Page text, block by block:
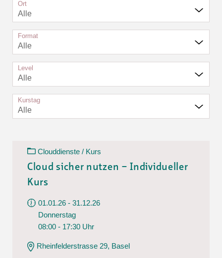
Ort
Alle
Format
Alle
Level
Alle
Kurstag
Alle
Clouddienste / Kurs
Cloud sicher nutzen – Individueller
Kurs
01.01.26 - 31.12.26
Donnerstag
08:00 - 17:30 Uhr
Rheinfelderstrasse 29, Basel